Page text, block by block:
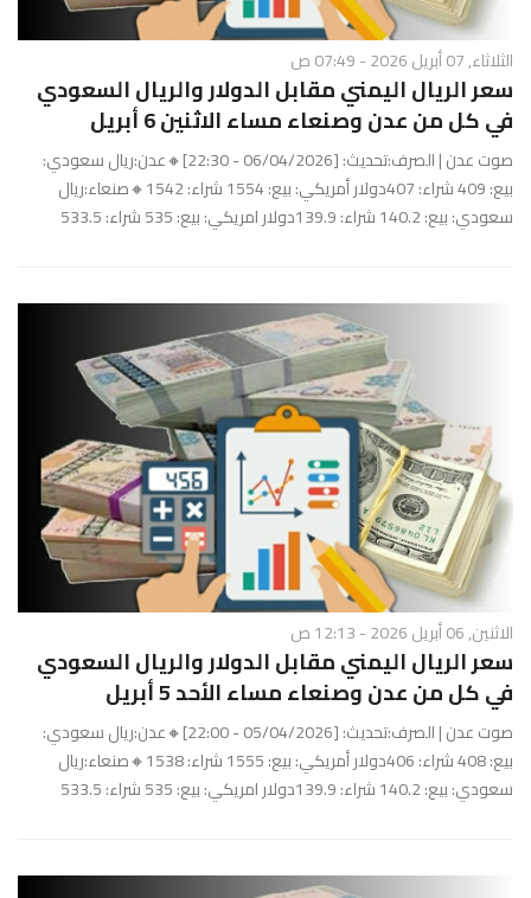
الثلاثاء, 07 أبريل 2026 - 07:49 ص
سعر الريال اليمني مقابل الدولار والريال السعودي
في كل من عدن وصنعاء مساء الاثنين 6 أبريل
صوت عدن | الصرف:تحديث: [06/04/2026 - 22:30]🔸عدن:ريال سعودي:
بيع: 409 شراء: 407دولار أمريكي: بيع: 1554 شراء: 1542🔸صنعاء:ريال
سعودي: بيع: 140.2 شراء: 139.9دولار امريكي: بيع: 535 شراء: 533.5
الاثنين, 06 أبريل 2026 - 12:13 ص
سعر الريال اليمني مقابل الدولار والريال السعودي
في كل من عدن وصنعاء مساء الأحد 5 أبريل
صوت عدن | الصرف:تحديث: [05/04/2026 - 22:00]🔸عدن:ريال سعودي:
بيع: 408 شراء: 406دولار أمريكي: بيع: 1555 شراء: 1538🔸صنعاء:ريال
سعودي: بيع: 140.2 شراء: 139.9دولار امريكي: بيع: 535 شراء: 533.5